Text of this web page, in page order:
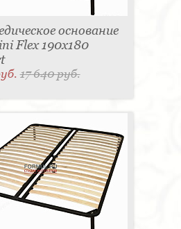
основание
Flex 190x180
17 640 руб.